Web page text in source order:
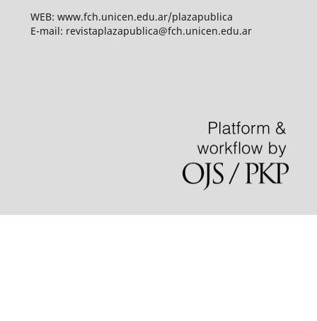
WEB: www.fch.unicen.edu.ar/plazapublica
E-mail: revistaplazapublica@fch.unicen.edu.ar